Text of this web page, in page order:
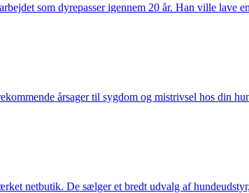
som dyrepasser igennem 20 år. Han ville
årsager til sygdom og mistrivsel hos din
netbutik. De sælger et bredt udvalg af